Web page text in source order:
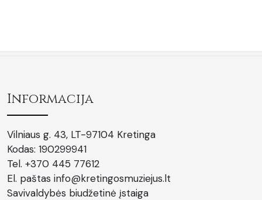
Informacija
Vilniaus g. 43, LT-97104 Kretinga
Kodas: 190299941
Tel. +370 445 77612
El. paštas info@kretingosmuziejus.lt
Savivaldybės biudžetinė įstaiga